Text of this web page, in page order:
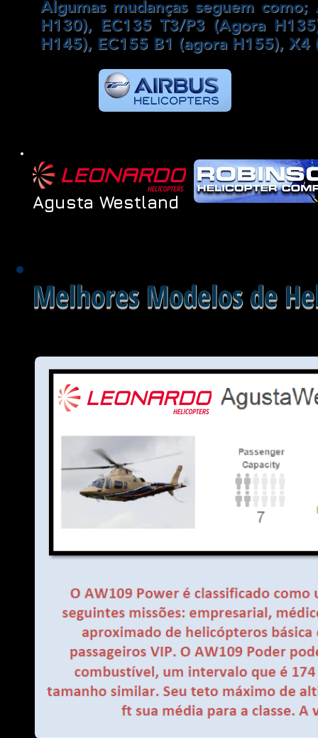
Algumas mudanças seguem
H130), EC135 T3/P3 (Agora
H145), EC155 B1 (agora H155),
Agusta Westland
Melhores Modelos de